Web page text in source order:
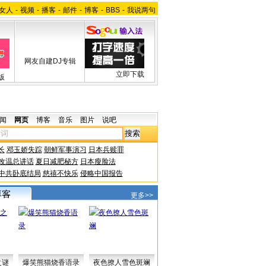
人 - 视频 - 播客 - 邮件 - 博客 - BBS - 我说两句
网友自建DJ专辑
立即下载
网页 博客 音乐 图片 说吧
邓玉娇失踪 朝鲜军事演习 日本兵赎罪
温总讲话 夏日减肥秘方 日本瘦脸法
共卧底结局 慈禧不快乐 侵略中国报告
更多>>
谜 爆笑熊猫烧香语录 夜色撩人雪色斑斓